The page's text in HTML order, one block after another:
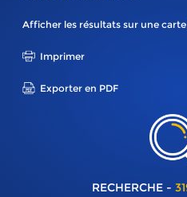
Afficher les résultats sur une carte
Imprimer
Exporter en PDF
RECHERCHE -